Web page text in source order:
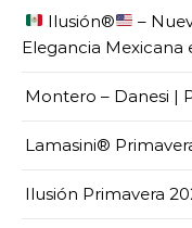
Ilusión®️
–
Elegancia Mexicana
Montero – Danesi |
Lamasini®
Ilusión Primavera